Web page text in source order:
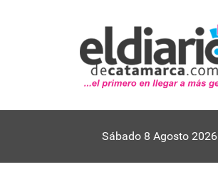
Sábado 8 Agosto 2026